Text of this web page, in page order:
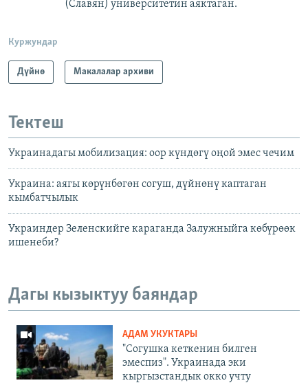
(Славян) университетин аяктаган.
Куржундар
Дүйнө Макалалар архиви
Тектеш
Украинадагы мобилизация: оор күндөгү оңой эмес чечим
Украина: аягы көрүнбөгөн согуш, дүйнөнү каптаган
кымбатчылык
Украиндер Зеленскийге караганда Залужныйга көбүрөөк
ишенеби?
Дагы кызыктуу баяндар
АДАМ УКУКТАРЫ
"Согушка кеткенин билген
эмеспиз". Украинада эки
кыргызстандык окко учту